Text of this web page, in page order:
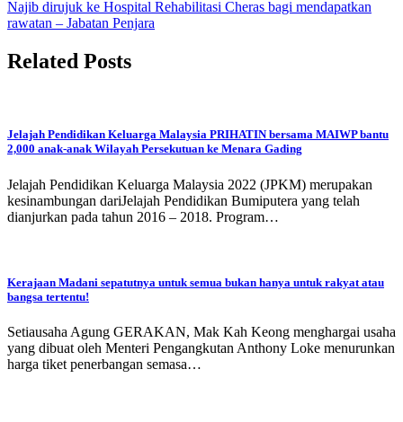
Najib dirujuk ke Hospital Rehabilitasi Cheras bagi mendapatkan
rawatan – Jabatan Penjara
Related Posts
Jelajah Pendidikan Keluarga Malaysia PRIHATIN bersama MAIWP bantu
2,000 anak-anak Wilayah Persekutuan ke Menara Gading
Jelajah Pendidikan Keluarga Malaysia 2022 (JPKM) merupakan
kesinambungan dariJelajah Pendidikan Bumiputera yang telah
dianjurkan pada tahun 2016 – 2018. Program…
Kerajaan Madani sepatutnya untuk semua bukan hanya untuk rakyat atau
bangsa tertentu!
Setiausaha Agung GERAKAN, Mak Kah Keong menghargai usaha
yang dibuat oleh Menteri Pengangkutan Anthony Loke menurunkan
harga tiket penerbangan semasa…